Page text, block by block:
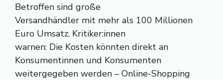
Betroffen sind große
Versandhändler mit mehr als 100 Millionen
Euro Umsatz. Kritiker:innen
warnen: Die Kosten könnten direkt an
Konsumentinnen und Konsumenten
weitergegeben werden – Online-Shopping